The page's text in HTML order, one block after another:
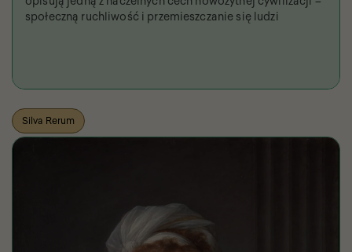
społeczną ruchliwość i przemieszczanie się ludzi
Silva Rerum